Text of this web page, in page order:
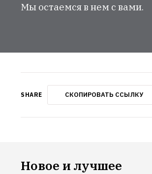
Мы остаемся в нем с вами.
SHARE СКОПИРОВАТЬ ССЫЛКУ
Новое и лучшее